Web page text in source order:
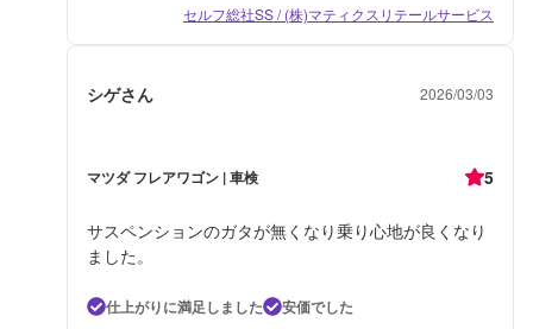
セルフ総社SS / (株)マティクスリテールサービス
シゲさん 2026/03/03
マツダ フレアワゴン | 車検 5
サスペンションのガタが無くなり乗り心地が良くなり
ました。
仕上がりに満足しました 安価でした